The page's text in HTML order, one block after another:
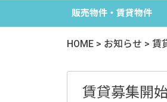
販売物件・賃貸物件
HOME > お知らせ > 賃
賃貸募集開